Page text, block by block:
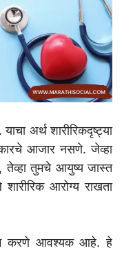
अर्थ शारीरिकदृष्ट्या
आजार नसणे. जेव्हा
तेव्हा तुमचे आयुष्य जास्त
आरोग्य राखता
करणे आवश्यक आहे. हे